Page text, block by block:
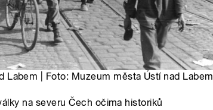
Labem | Foto: Muzeum města Ústí nad Labem
na severu Čech očima historiků